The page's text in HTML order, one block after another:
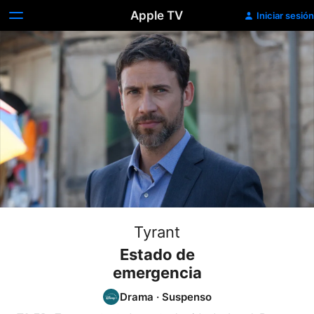
Apple TV Iniciar sesión
Tyrant
Estado de
emergencia
Drama · Suspenso